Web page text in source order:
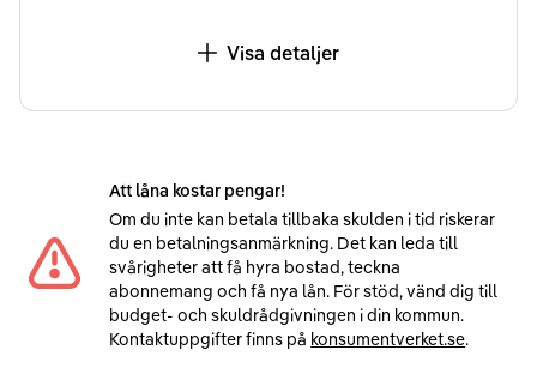
Visa detaljer
Att låna kostar pengar!
Om du inte kan betala tillbaka skulden i tid riskerar
du en betalningsanmärkning. Det kan leda till
svårigheter att få hyra bostad, teckna
abonnemang och få nya lån. För stöd, vänd dig till
budget- och skuldrådgivningen i din kommun.
Kontaktuppgifter finns på konsumentverket.se.